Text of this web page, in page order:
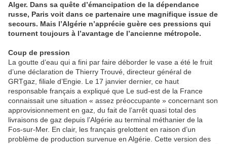
Alger. Dans sa quête d’émancipation de la dépendance
russe, Paris voit dans ce partenaire une magnifique issue de
secours. Mais l’Algérie n’apprécie guère ces pressions qui
tournent toujours à l’avantage de l’ancienne métropole.
Coup de pression
La goutte d’eau qui a fini par faire déborder le vase a été le fruit
d’une déclaration de Thierry Trouvé, directeur général de
GRTgaz, filiale d’Engie. Le 17 janvier dernier, ce haut
responsable français a expliqué que Le sud-est de la France
connaissait une situation « assez préoccupante » concernant son
approvisionnement en gaz, du fait de l’arrêt quasi total des
livraisons de gaz depuis l’Algérie au terminal méthanier de la
Fos-sur-Mer. En clair, les français grelottent en raison d’un
problème de production survenue en Algérie. Cette version des